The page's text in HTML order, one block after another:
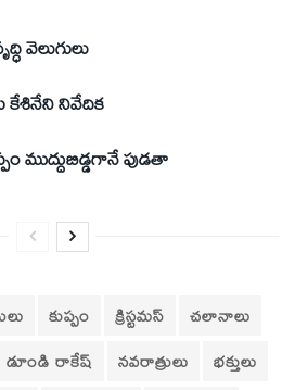
వెలుగులు
కేశినేని నివేదిక
ముద్దుబిడ్డగానే పుడతా
కుప్పం క్రిస్టమస్‌
చలానాలు
డూండి రాకేష్ నవరాత్రులు
భక్తులు